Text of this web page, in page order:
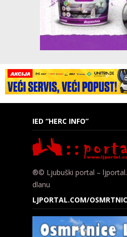
IED “HERC INFO”
®© Ljubuški portal –
dlanu
LJPORTAL.COM/